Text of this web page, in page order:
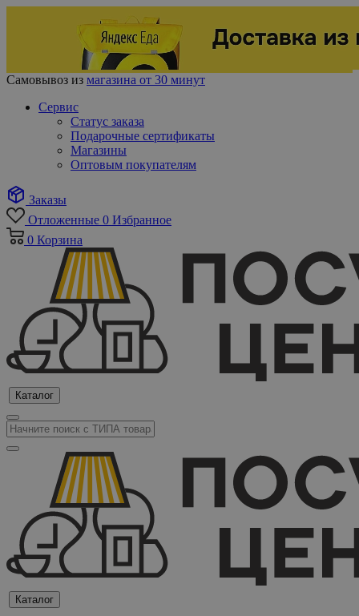
Самовывоз из магазина от 30 минут
Сервис
Статус заказа
Подарочные сертификаты
Магазины
Оптовым покупателям
Заказы
Отложенные 0 Избранное
0 Корзина
Каталог
Каталог